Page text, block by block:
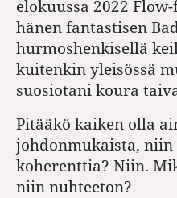
elokuussa 2022
hänen fantastisen
hurmoshenkisellä
kuitenkin yleisössä
suosiotani koura
Pitääkö kaiken olla
johdonmukaista, niin
koherenttia? Niin.
niin nuhteeton?